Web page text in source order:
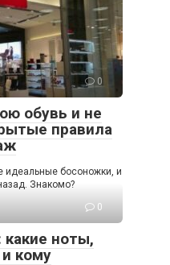
0
обувь и не
правила
идеальные босоножки, и
Знакомо?
0
какие ноты,
кому